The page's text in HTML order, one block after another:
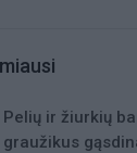
Pelių ir žiurkių
graužikus